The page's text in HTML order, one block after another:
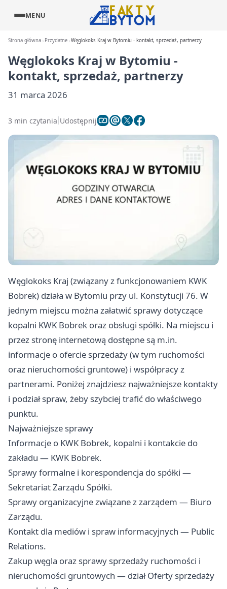
MENU
Strona główna Przydatne Węglokoks Kraj w Bytomiu - kontakt, sprzedaż, partnerzy
Węglokoks Kraj w Bytomiu -
kontakt, sprzedaż, partnerzy
31 marca 2026
3 min czytania Udostępnij
Węglokoks Kraj (związany z funkcjonowaniem KWK
Bobrek) działa w Bytomiu przy ul. Konstytucji 76. W
jednym miejscu można załatwić sprawy dotyczące
kopalni KWK Bobrek oraz obsługi spółki. Na miejscu i
przez stronę internetową dostępne są m.in.
informacje o ofercie sprzedaży (w tym ruchomości
oraz nieruchomości gruntowe) i współpracy z
partnerami. Poniżej znajdziesz najważniejsze kontakty
i podział spraw, żeby szybciej trafić do właściwego
punktu.
Najważniejsze sprawy
Informacje o KWK Bobrek, kopalni i kontakcie do
zakładu — KWK Bobrek.
Sprawy formalne i korespondencja do spółki —
Sekretariat Zarządu Spółki.
Sprawy organizacyjne związane z zarządem — Biuro
Zarządu.
Kontakt dla mediów i spraw informacyjnych — Public
Relations.
Zakup węgla oraz sprawy sprzedaży ruchomości i
nieruchomości gruntowych — dział Oferty sprzedaży